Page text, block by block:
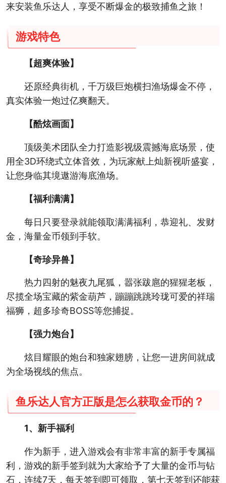
来安装鱼乐达人，享受不断爆金的极致捕鱼之旅！
游戏特色
【超爽体验】
还原经典街机，千万级巨炮横扫渔场爆金不停，
真实体验一炮过亿爽翻天。
【酷炫画面】
顶级美术团队全力打造影视级震撼海底场景，使
用全3D环绕式立体音效，为玩家献上灿新视听盛宴，
让您身临其境遨游海底渔场。
【福利满满】
每日只要登录就能领取满满福利，恭迎礼、发财
金，海量金币领到手软。
【奇珍异兽】
热力四射的魅夜九尾狐，嚣张跋扈的猩猩老板，
尽揽全场宝藏的紫金葫芦，蹦蹦跳跳玲珑可爱的祥瑞
福狮，超多珍奇BOSS等您捕捉。
【强力炮台】
炫目耀眼的炮台和独家翅膀，让您一进房间就成
为全场视线的焦点。
鱼乐达人官方正版是怎么获取金币的？
1、新手福利
作为新手，进入游戏会有非常丰富的新手专属福
利，游戏的新手签到就为大家给予了大量的金币与钻
石，连续7天，每天签到即可领取，第七天签到还能获